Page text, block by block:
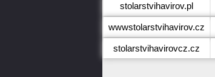
stolarstvihavirov.pl
wwwstolarstvihavirov.cz
stolarstvihavirovcz.cz